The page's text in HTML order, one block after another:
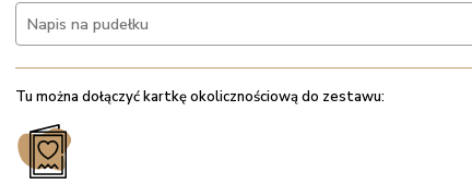
Tu można dołączyć kartkę okolicznościową do zestawu: